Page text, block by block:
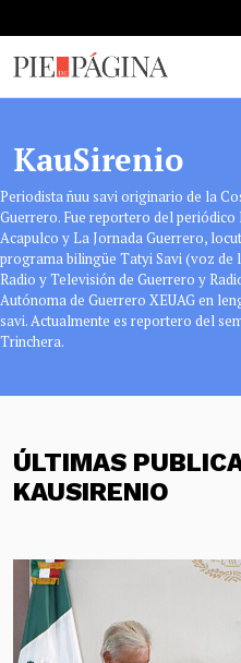
KauSirenio
Periodista ñuu savi originario de la
Guerrero. Fue reportero del periódico
Acapulco y La Jornada Guerrero,
programa bilingüe Tatyi Savi (voz de
Radio y Televisión de Guerrero y
Autónoma de Guerrero XEUAG en
savi. Actualmente es reportero del
Trinchera.
ÚLTIMAS
KAUSIRENIO